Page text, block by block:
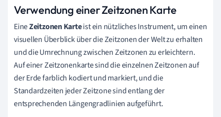
Verwendung einer Zeitzonen Karte
EineZeitzonen Karteist ein nützliches Instrument, um einen
visuellen Überblick über die Zeitzonen der Welt zu erhalten
und die Umrechnung zwischen Zeitzonen zu erleichtern.
Auf einer Zeitzonenkarte sind die einzelnen Zeitzonen auf
der Erde farblich kodiert und markiert, und die
Standardzeiten jeder Zeitzone sind entlang der
entsprechenden Längengradlinien aufgeführt.